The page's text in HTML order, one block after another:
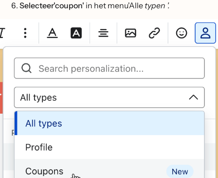
Selecteer'coupon' in het menu'Alle typen '.